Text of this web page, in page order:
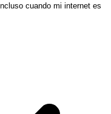
cuando mi internet es